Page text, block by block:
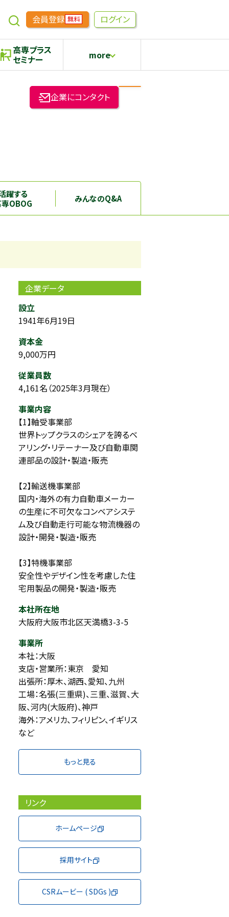
会員登録 無料 ログイン
高専プラス
セミナー more
高専生コミュニティめもらす
本科5年生・専攻科2年生向け
企業にコンタクト
躍する
OBOG
みんなのQ&A
満（大阪）の本社
企業データ
設立
1941年6月19日
資本金
9,000万円
従業員数
4,161名（2025年3月現在）
事業内容
【1】軸受事業部
世界トップクラスのシェアを誇るベ
アリング・リテーナー及び自動車関
連部品の設計・製造・販売
【2】輸送機事業部
国内・海外の有力自動車メーカー
の生産に不可欠なコンベアシステ
ム及び自動走行可能な物流機器の
設計・開発・製造・販売
【3】特機事業部
安全性やデザイン性を考慮した住
宅用製品の開発・製造・販売
本社所在地
大阪府大阪市北区天満橋3-3-5
事業所
本社：大阪
支店・営業所：東京 愛知
出張所：厚木、湖西、愛知、九州
工場：名張(三重県)、三重、滋賀、大
阪、河内(大阪府)、神戸
海外：アメリカ、フィリピン、イギリス
など
もっと見る
リンク
ホームページ
採用サイト
CSRムービー ( SDGs )